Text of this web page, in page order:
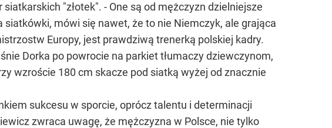
"złotek". - One są od mężczyzn dzielniejsze
mówi się nawet, że to nie Niemczyk, ale grająca
Europy, jest prawdziwą trenerką polskiej kadry.
Dorka po powrocie na parkiet tłumaczy dziewczynom,
wzroście 180 cm skacze pod siatką wyżej od znacznie
sukcesu w sporcie, oprócz talentu i determinacji
zwraca uwagę, że mężczyzna w Polsce, nie tylko